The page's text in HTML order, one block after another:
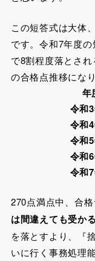
この短答式は大体、
です。令和7年度
で8割程度落とさ
の合格点推移になり
年
令和
令和
令和
令和
令和
270点満点中、合
は間違えても受かる
を落とすより、『
いに行く事務処理